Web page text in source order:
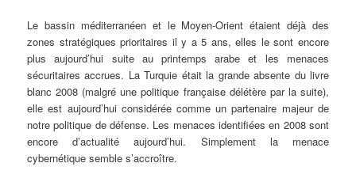
Le bassin méditerranéen et le Moyen-Orient étaient déjà des
zones stratégiques prioritaires il y a 5 ans, elles le sont encore
plus aujourd’hui suite au printemps arabe et les menaces
sécuritaires accrues. La Turquie était la grande absente du livre
blanc 2008 (malgré une politique française délétère par la suite),
elle est aujourd’hui considérée comme un partenaire majeur de
notre politique de défense. Les menaces identifiées en 2008 sont
encore d’actualité aujourd’hui. Simplement la menace
cybernétique semble s’accroître.